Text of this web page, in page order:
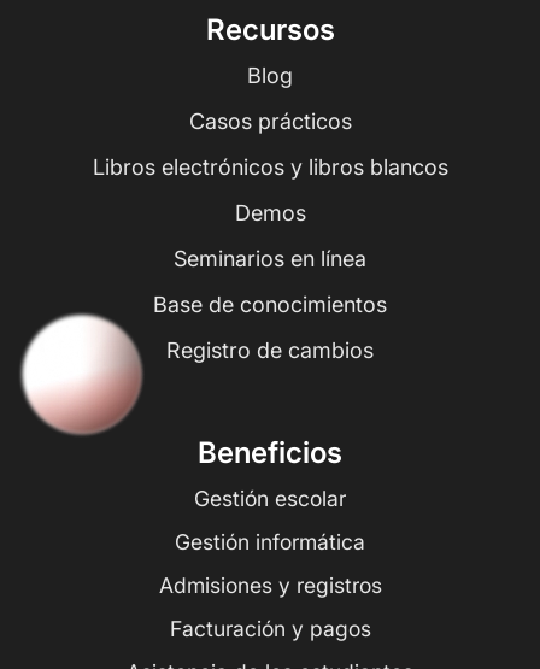
Recursos
Blog
Casos prácticos
Libros electrónicos y libros blancos
Demos
Seminarios en línea
Base de conocimientos
Registro de cambios
Beneficios
Gestión escolar
Gestión informática
Admisiones y registros
Facturación y pagos